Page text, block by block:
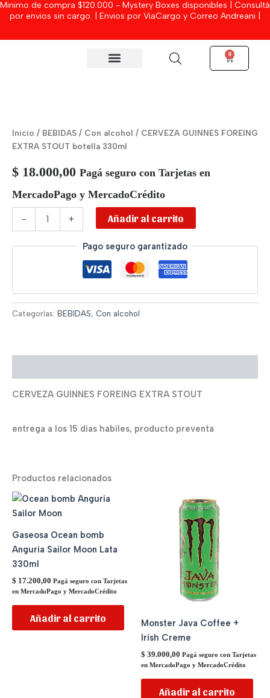
Ir
Minimo de compra $120.000 - Mystery Boxes disponibles | Consultá
por envios sin cargo. | Envios por ViaCargo y Correo Andreani |
0
Cart
Inicio / BEBIDAS / Con alcohol / CERVEZA GUINNES FOREING
EXTRA STOUT botella 330ml
$ 18.000,00 Pagá seguro con Tarjetas en
MercadoPago y MercadoCrédito
-
EXTRA
STOUT
330ml
+ Añadir al carrito
Pago seguro garantizado
Categorías: BEBIDAS, Con alcohol
CERVEZA GUINNES FOREING EXTRA STOUT
entrega a los 15 dias habiles, producto preventa
Productos relacionados
Gaseosa Ocean bomb
Anguria Sailor Moon Lata
330ml
$ 17.200,00 Pagá seguro con Tarjetas
en MercadoPago y MercadoCrédito
Añadir al carrito
Monster Java Coffee +
Irish Creme
$ 39.000,00 Pagá seguro con Tarjetas
en MercadoPago y MercadoCrédito
Añadir al carrito